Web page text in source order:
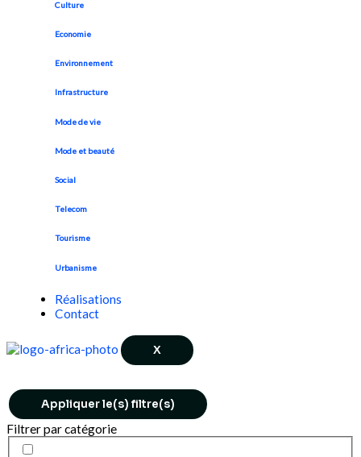
Culture
Economie
Environnement
Infrastructure
Mode de vie
Mode et beauté
Social
Telecom
Tourisme
Urbanisme
Réalisations
Contact
X
Appliquer le(s) filtre(s)
Filtrer par catégorie